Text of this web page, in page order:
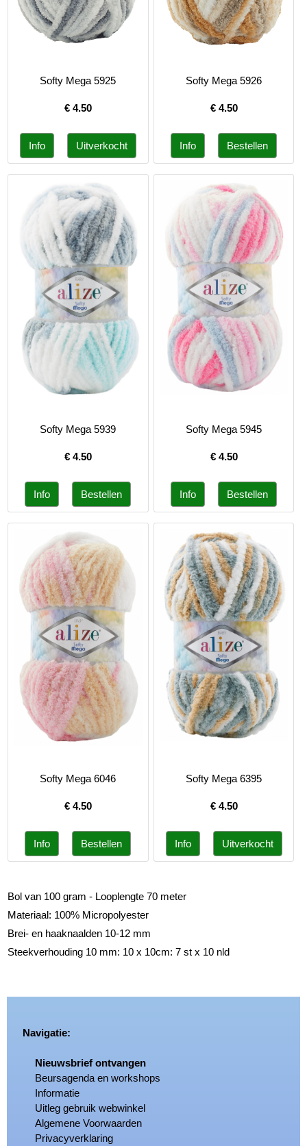
Softy Mega 5925
€ 4.50
Softy Mega 5926
€ 4.50
Softy Mega 5939
€ 4.50
Softy Mega 5945
€ 4.50
Softy Mega 6046
€ 4.50
Softy Mega 6395
€ 4.50
Bol van 100 gram - Looplengte 70 meter
Materiaal: 100% Micropolyester
Brei- en haaknaalden 10-12 mm
Steekverhouding 10 mm: 10 x 10cm: 7 st x 10 nld
Navigatie:
Nieuwsbrief ontvangen
Beursagenda en workshops
Informatie
Uitleg gebruik webwinkel
Algemene Voorwaarden
Privacyverklaring